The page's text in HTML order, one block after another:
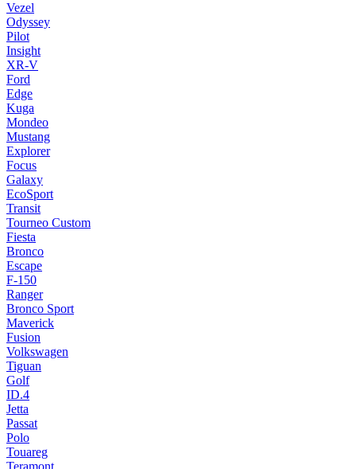
Vezel
Odyssey
Pilot
Insight
XR-V
Ford
Edge
Kuga
Mondeo
Mustang
Explorer
Focus
Galaxy
EcoSport
Transit
Tourneo Custom
Fiesta
Bronco
Escape
F-150
Ranger
Bronco Sport
Maverick
Fusion
Volkswagen
Tiguan
Golf
ID.4
Jetta
Passat
Polo
Touareg
Teramont